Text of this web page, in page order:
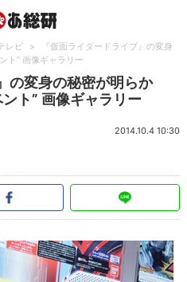
レビ >
『仮面ライダードライブ』の変身
ト” 画像ギャラリー
の変身の秘密が明らか
ト” 画像ギャラリー
2014.10.4 10:30